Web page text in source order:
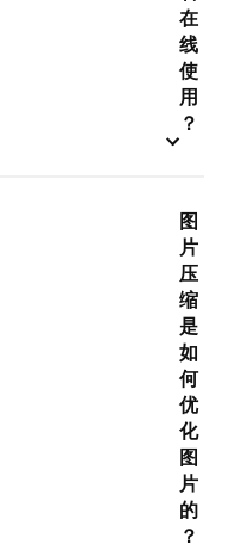
在
线
使
用
？
图
片
压
缩
是
如
何
优
化
图
片
的
？